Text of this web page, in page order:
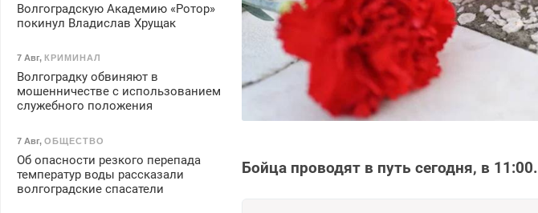
Бойца проводят в путь сегодня, в 11:00.
Волгоградскую Академию «Ротор»
покинул Владислав Хрущак
7 Авг, КРИМИНАЛ
Волгоградку обвиняют в
мошенничестве с использованием
служебного положения
7 Авг, ОБЩЕСТВО
Об опасности резкого перепада
температур воды рассказали
волгоградские спасатели